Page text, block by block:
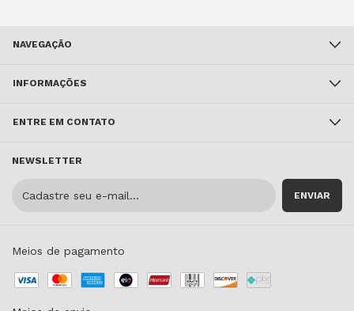
NAVEGAÇÃO
INFORMAÇÕES
ENTRE EM CONTATO
NEWSLETTER
Meios de pagamento